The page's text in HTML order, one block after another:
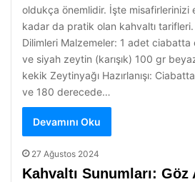
oldukça önemlidir. İşte misafirlerinizi
kadar da pratik olan kahvaltı
Dilimleri Malzemeler: 1 adet
ve siyah zeytin (karışık) 100 gr
kekik Zeytinyağı Hazırlanışı:
ve 180 derecede…
Devamını Oku
27 Ağustos 2024
Kahvaltı Sunumları: Göz